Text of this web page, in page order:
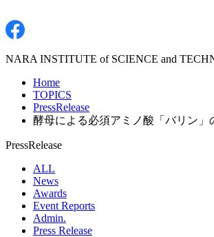
NARA INSTITUTE of SCIENCE and
Home
TOPICS
PressRelease
酵母による必須アミノ酸「バリン」
PressRelease
ALL
News
Awards
Event Reports
Admin.
Press Release